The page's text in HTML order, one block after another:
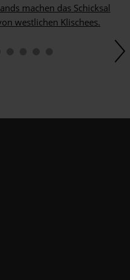
machen das Schicksal
westlichen Klischees.